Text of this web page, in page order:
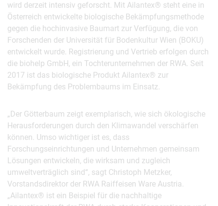
wird derzeit intensiv geforscht. Mit Ailantex® steht eine in
Österreich entwickelte biologische Bekämpfungsmethode
gegen die hochinvasive Baumart zur Verfügung, die von
Forschenden der Universität für Bodenkultur Wien (BOKU)
entwickelt wurde. Registrierung und Vertrieb erfolgen durch
die biohelp GmbH, ein Tochterunternehmen der RWA. Seit
2017 ist das biologische Produkt Ailantex® zur
Bekämpfung des Problembaums im Einsatz.
„Der Götterbaum zeigt exemplarisch, wie sich ökologische
Herausforderungen durch den Klimawandel verschärfen
können. Umso wichtiger ist es, dass
Forschungseinrichtungen und Unternehmen gemeinsam
Lösungen entwickeln, die wirksam und zugleich
umweltverträglich sind“, sagt Christoph Metzker,
Vorstandsdirektor der RWA Raiffeisen Ware Austria.
„Ailantex® ist ein Beispiel für die nachhaltige